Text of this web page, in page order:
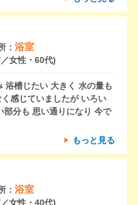
： 浴室
女性・60代)
浴槽じたい 大きく 水の量も
感じていましたが いろい
部分も 思い通りになり 今で
もっと見る
： 浴室
女性・40代)